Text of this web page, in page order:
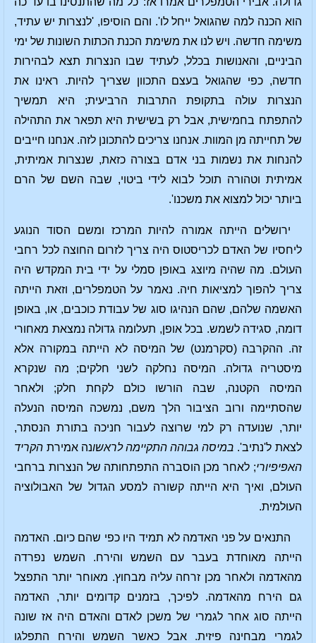
הוא הכנה למה שהגואל ייחל לו'. והם הוסיפו, 'לנצרות יש עתיד,
משימה חדשה. ויש לנו את משימת הכנת הכתות השונות של ימי
הביניים, והאנושות בכלל, לעתיד שבו הנצרות תצא לבהירות
חדשה, כפי שהגואל בעצם התכוון שצריך להיות. ראינו את
הנצרות עולה בתקופת התרבות הרביעית; היא תמשיך
להתפתח בחמישית, אבל רק בשישית היא תפאר את התהילה
של תחייתה מן המוות. אנחנו צריכים להתכונן לזה. אנחנו חייבים
להנחות את נשמות בני אדם בצורה כזאת, שנצרות אמיתית,
אמיתית וטהורה תוכל לבוא לידי ביטוי, שבה השם של הרם
ביותר יכול למצוא את משכנו'.
ירושלים הייתה אמורה להיות המרכז ומשם הסוד הנוגע
ליחסיו של האדם לכריסטוס היה צריך לזרום החוצה לכל רחבי
העולם. מה שהיה מיוצג באופן סמלי על ידי בית המקדש היה
צריך להפוך למציאות חיה. נאמר על הטמפלרים, וזאת הייתה
האשמה שלהם, שהם הנהיגו סוג של עבודת כוכבים, או, באופן
דומה, סגידה לשמש. בכל אופן, תעלומה גדולה נמצאת מאחורי
זה. ההקרבה (סקרמנט) של המיסה לא הייתה במקורה אלא
מיסטריה גדולה. המיסה נחלקה לשני חלקים; מה שנקרא
המיסה הקטנה, שבה הורשו כולם לקחת חלק; ולאחר
שהסתיימה ורוב הציבור הלך משם, נמשכה המיסה הנעלה
יותר, שנועדה רק למי שרוצה לעבור חניכה בתורת הנסתר,
לצאת ל'נתיב'. במיסה גבוהה התקיימה לראשונה אמירת הקריד
האפיפיורי; לאחר מכן הוסברה התפתחותה של הנצרות ברחבי
העולם, ואיך היא הייתה קשורה למסע הגדול של האבולוציה
העולמית.
התנאים על פני האדמה לא תמיד היו כפי שהם כיום. האדמה
הייתה מאוחדת בעבר עם השמש והירח. השמש נפרדה
מהאדמה ולאחר מכן זרחה עליה מבחוץ. מאוחר יותר התפצל
גם הירח מהאדמה. לפיכך, בזמנים קדומים יותר, האדמה
הייתה סוג אחר לגמרי של משכן לאדם והאדם היה אז שונה
לגמרי מבחינה פיזית. אבל כאשר השמש והירח התפלגו